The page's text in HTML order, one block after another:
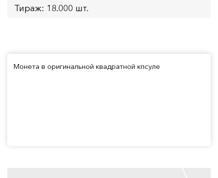
Тираж: 18.000 шт.
Монета в оригинальной квадратной кпсуле